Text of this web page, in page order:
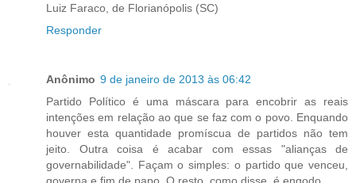
Luiz Faraco, de Florianópolis (SC)
Responder
Anônimo 9 de janeiro de 2013 às 06:42
Partido Político é uma máscara para encobrir as reais
intenções em relação ao que se faz com o povo. Enquando
houver esta quantidade promíscua de partidos não tem
jeito. Outra coisa é acabar com essas "alianças de
governabilidade". Façam o simples: o partido que venceu,
governa e fim de papo. O resto, como disse, é engodo.